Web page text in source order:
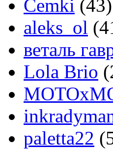
Cemki (43)
aleks_ol
веталь
Lola Brio
paletta22